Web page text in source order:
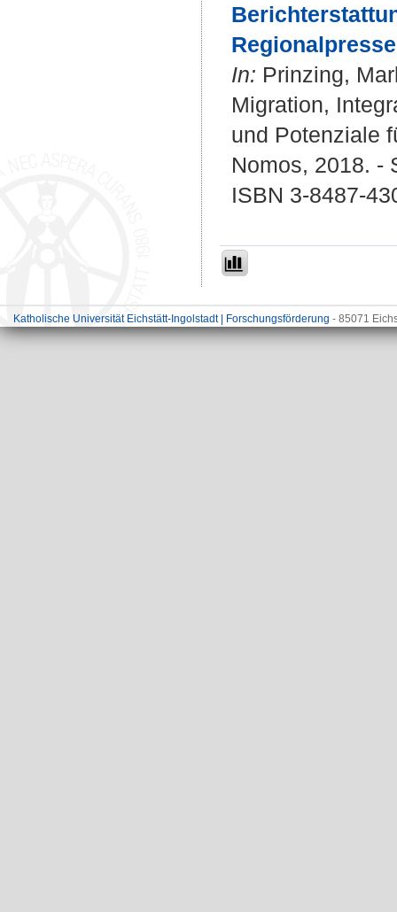
In: Prinzing,
Migration,
und Potenziale
Nomos, 2018. -
ISBN 3-8487-
Katholische Universität Eichstätt-Ingolstadt | Forschungsförderung - 85071